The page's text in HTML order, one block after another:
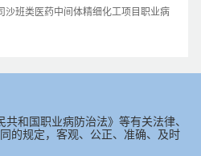
沙班类医药中间体精细化工项目职业病
和国职业病防治法》等有关法律、
的规定，客观、公正、准确、及时